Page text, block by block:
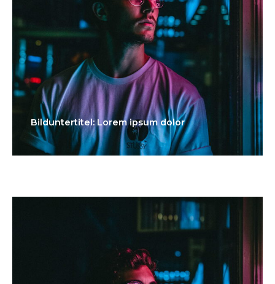
Bilduntertitel: Lorem ipsum dolor